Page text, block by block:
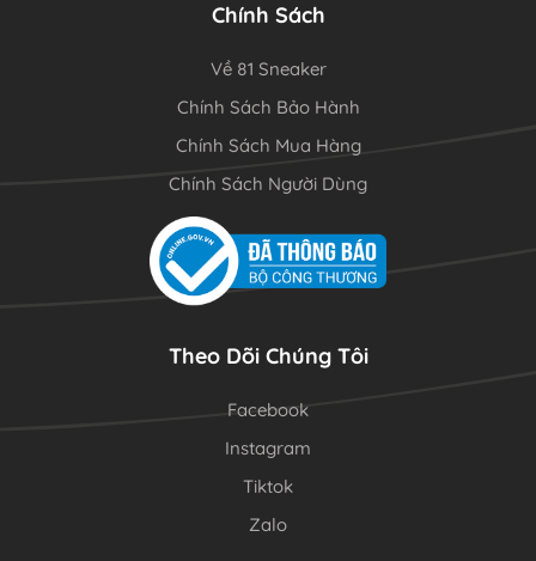
Chính Sách
Về 81 Sneaker
Chính Sách Bảo Hành
Chính Sách Mua Hàng
Chính Sách Người Dùng
Theo Dõi Chúng Tôi
Facebook
Instagram
Tiktok
Zalo